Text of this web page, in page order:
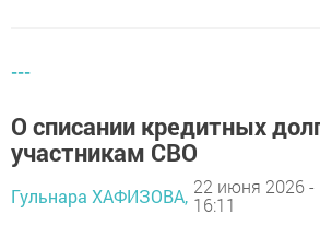
---
О списании кредитных
участникам СВО
Гульнара ХАФИЗОВА, 22 июня 2026 -
16:11